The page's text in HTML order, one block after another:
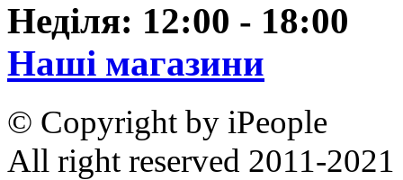
Неділя: 12:00 - 18:00
Наші магазини
© Copyright by iPeople
All right reserved 2011-2021